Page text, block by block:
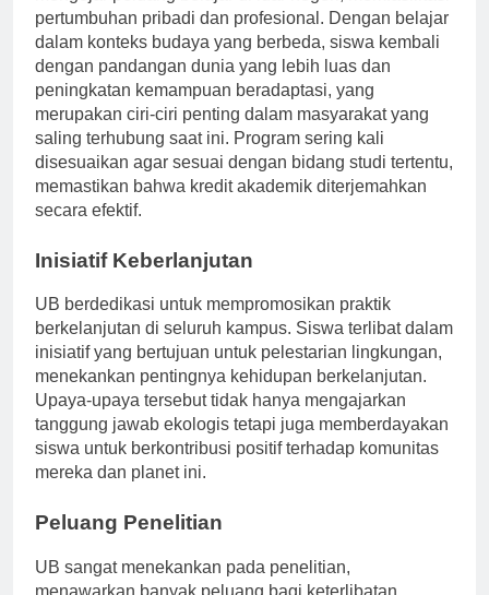
mengejar peluang belajar di luar negeri, memfasilitasi
pertumbuhan pribadi dan profesional. Dengan belajar
dalam konteks budaya yang berbeda, siswa kembali
dengan pandangan dunia yang lebih luas dan
peningkatan kemampuan beradaptasi, yang
merupakan ciri-ciri penting dalam masyarakat yang
saling terhubung saat ini. Program sering kali
disesuaikan agar sesuai dengan bidang studi tertentu,
memastikan bahwa kredit akademik diterjemahkan
Inisiatif Keberlanjutan
UB berdedikasi untuk mempromosikan praktik
berkelanjutan di seluruh kampus. Siswa terlibat dalam
inisiatif yang bertujuan untuk pelestarian lingkungan,
menekankan pentingnya kehidupan berkelanjutan.
Upaya-upaya tersebut tidak hanya mengajarkan
tanggung jawab ekologis tetapi juga memberdayakan
siswa untuk berkontribusi positif terhadap komunitas
UB sangat menekankan pada penelitian,